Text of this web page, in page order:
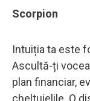
Scorpion
Intuiția ta este
Ascultă-ți
plan financiar,
cheltuielile. O